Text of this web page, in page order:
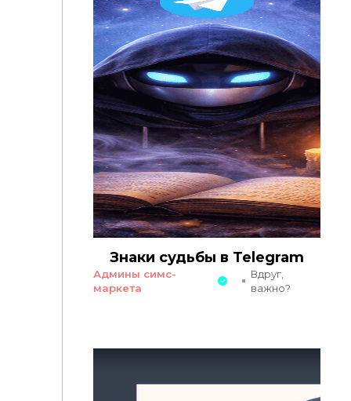
Знаки судьбы в Telegram
Админы симс-
маркета
Вдруг,
важно?